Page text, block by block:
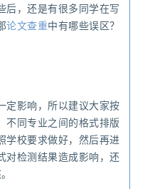
后，还是有很多同学在写
论文查重中有哪些误区？
定影响，所以建议大家按
不同专业之间的格式排版
学校要求做好，然后再进
对检测结果造成影响，还